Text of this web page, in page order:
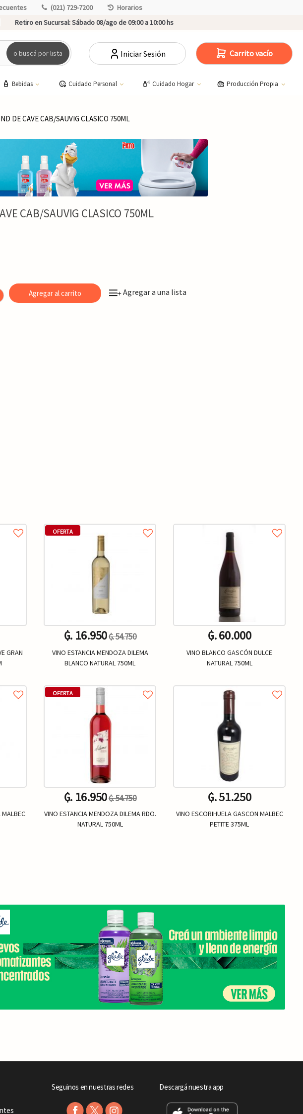
(021) 729-7200
Horarios
Retiro en Sucursal:Sábado 08/ago de 09:00 a 10:00 hs
o buscá por lista Iniciar Sesión Carrito vacío
Bebidas Cuidado Personal Cuidado Hogar Producción Propia
DE CAVE CAB/SAUVIG CLASICO 750ML
CAB/SAUVIG CLASICO 750ML
Agregar al carrito +Agregar a una lista
GRAN
MALBEC
OFERTA
₲. 16.950₲. 54.750
VINO ESTANCIA MENDOZA DILEMA
BLANCO NATURAL 750ML
OFERTA
₲. 16.950₲. 54.750
VINO ESTANCIA MENDOZA DILEMA RDO.
NATURAL 750ML
₲. 60.000
VINO BLANCO GASCÓN DULCE
NATURAL 750ML
₲. 51.250
VINO ESCORIHUELA GASCON MALBEC
PETITE 375ML
Seguinos en nuestras redes Descargá nuestra app